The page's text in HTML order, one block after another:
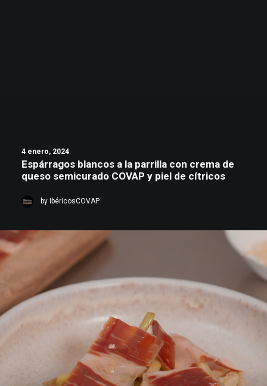
4 enero, 2024
Espárragos blancos a la parrilla con crema de
queso semicurado COVAP y piel de cítricos
by IbéricosCOVAP